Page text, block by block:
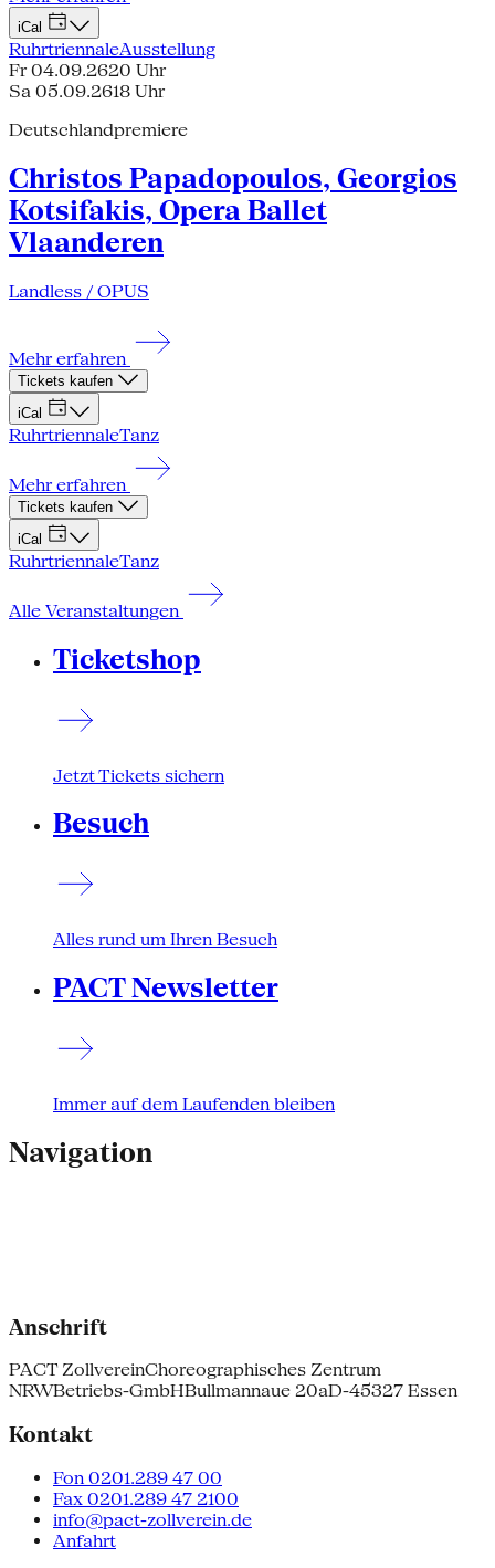
iCal
RuhrtriennaleAusstellung
Fr 04.09.2620 Uhr
Sa 05.09.2618 Uhr
Deutschlandpremiere
Christos Papadopoulos, Georgios
Kotsifakis, Opera Ballet
Vlaanderen
Landless / OPUS
Mehr erfahren
Tickets kaufen
iCal
RuhrtriennaleTanz
Mehr erfahren
Tickets kaufen
iCal
RuhrtriennaleTanz
Alle Veranstaltungen
Ticketshop
Jetzt Tickets sichern
Besuch
Alles rund um Ihren Besuch
PACT Newsletter
Immer auf dem Laufenden bleiben
Navigation
Anschrift
PACT ZollvereinChoreographisches Zentrum
NRWBetriebs-GmbHBullmannaue 20aD-45327 Essen
Kontakt
Fon 0201.289 47 00
Fax 0201.289 47 2100
info@pact-zollverein.de
Anfahrt